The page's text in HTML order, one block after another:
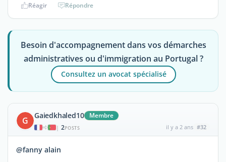
Réagir Répondre
Besoin d'accompagnement dans vos démarches
administratives ou d'immigration au Portugal ?
Consultez un avocat spécialisé
G Gaiedkhaled10 Membre
| 2POSTS il y a 2 ans #32
@fanny alain